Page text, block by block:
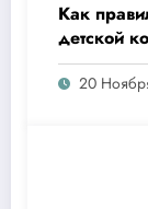
Как
детской
родителей
20